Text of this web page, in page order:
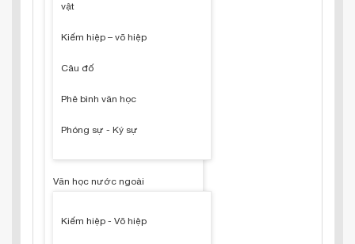
vật
Kiếm hiệp – võ hiệp
Câu đố
Phê bình văn học
Phóng sự - Ký sự
Văn học nước ngoài
Kiếm hiệp - Võ hiệp